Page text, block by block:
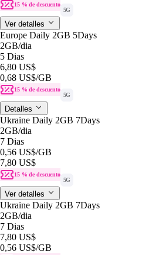
15 % de descuento
5G
Ver detalles
Europe Daily 2GB 5Days
2GB/dia
5 Dias
6,80 US$
0,68 US$/GB
15 % de descuento
5G
Detalles
Ukraine Daily 2GB 7Days
2GB/dia
7 Dias
0,56 US$/GB
7,80 US$
15 % de descuento
5G
Ver detalles
Ukraine Daily 2GB 7Days
2GB/dia
7 Dias
7,80 US$
0,56 US$/GB